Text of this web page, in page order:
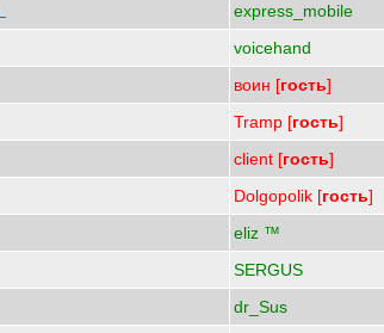
express_mobile
voicehand
воин [гость]
Tramp [гость]
client [гость]
Dolgopolik [гость]
eliz ™
SERGUS
dr_Sus